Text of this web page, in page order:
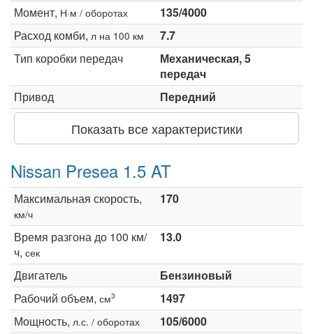
Момент, Н·м / оборотах
135/4000
Расход комби, л на 100 км
7.7
Тип коробки передач
Механическая, 5
передач
Привод
Передний
Показать все характеристики
Nissan Presea 1.5 AT
Максимальная скорость,
км/ч
170
Время разгона до 100 км/
ч, сек
13.0
Двигатель
Бензиновый
Рабочий объем, см3
1497
Мощность, л.с. / оборотах
105/6000